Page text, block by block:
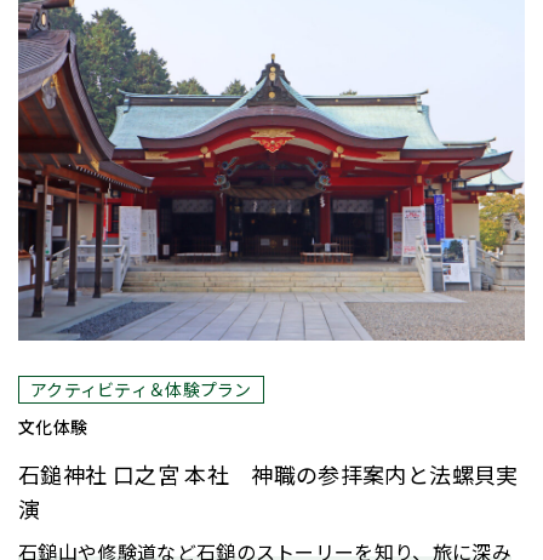
石鎚神社 口之宮 本社 神職の参拝案内と法螺貝実
演
アクティビティ＆体験プラン
文化体験
石鎚山や修験道など石鎚のストーリーを知り、旅に深み